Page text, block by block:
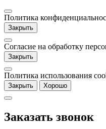
Политика
Закрыть
Согласие на обработку
Закрыть
Политика использования
Закрыть Хорошо
Заказать звонок